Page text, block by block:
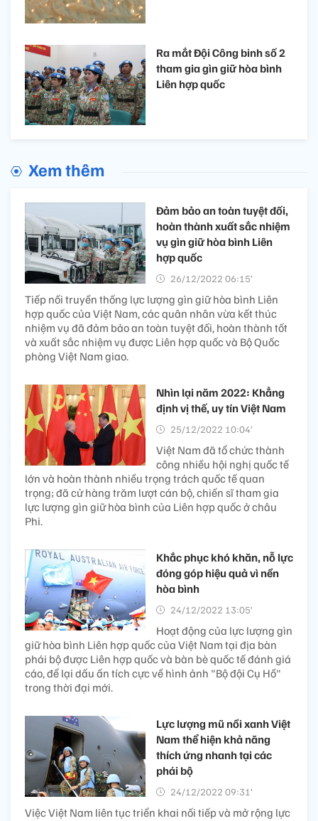
Ra mắt Đội Công binh số 2
tham gia gìn giữ hòa bình
Liên hợp quốc
Xem thêm
Đảm bảo an toàn tuyệt đối,
hoàn thành xuất sắc nhiệm
vụ gìn giữ hòa bình Liên
hợp quốc
26/12/2022 06:15’
Tiếp nối truyền thống lực lượng gìn giữ hòa bình Liên
hợp quốc của Việt Nam, các quân nhân vừa kết thúc
nhiệm vụ đã đảm bảo an toàn tuyệt đối, hoàn thành tốt
và xuất sắc nhiệm vụ được Liên hợp quốc và Bộ Quốc
phòng Việt Nam giao.
Nhìn lại năm 2022: Khẳng
định vị thế, uy tín Việt Nam
25/12/2022 10:04’
Việt Nam đã tổ chức thành
công nhiều hội nghị quốc tế
lớn và hoàn thành nhiều trọng trách quốc tế quan
trọng; đã cử hàng trăm lượt cán bộ, chiến sĩ tham gia
lực lượng gìn giữ hòa bình của Liên hợp quốc ở châu
Phi.
Khắc phục khó khăn, nỗ lực
đóng góp hiệu quả vì nền
hòa bình
24/12/2022 13:05’
Hoạt động của lực lượng gìn
giữ hòa bình Liên hợp quốc của Việt Nam tại địa bàn
phái bộ được Liên hợp quốc và bàn bè quốc tế đánh giá
cáo, để lại dấu ấn tích cực về hình ảnh "Bộ đội Cụ Hồ"
trong thời đại mới.
Lực lượng mũ nồi xanh Việt
Nam thể hiện khả năng
thích ứng nhanh tại các
phái bộ
24/12/2022 09:31’
Việc Việt Nam liên tục triển khai nối tiếp và mở rộng lực